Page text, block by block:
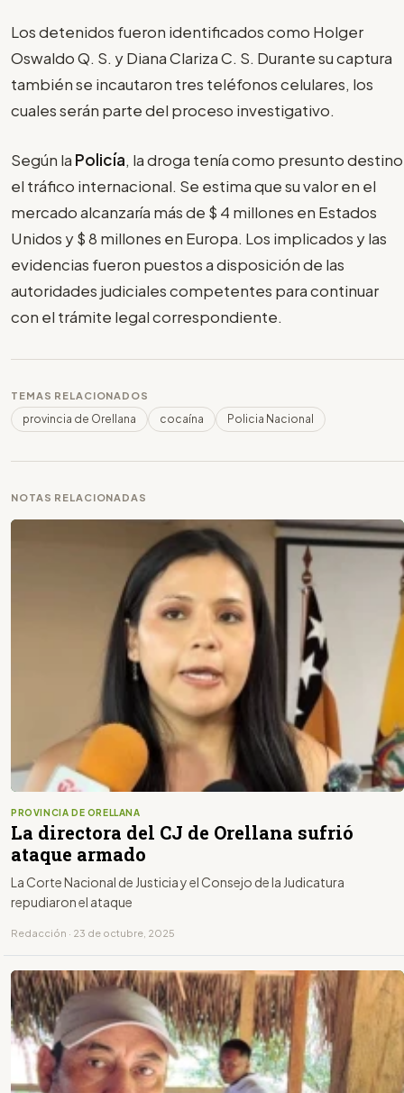
Los detenidos fueron identificados como Holger
Oswaldo Q. S. y Diana Clariza C. S. Durante su captura
también se incautaron tres teléfonos celulares, los
cuales serán parte del proceso investigativo.
Según la Policía, la droga tenía como presunto destino
el tráfico internacional. Se estima que su valor en el
mercado alcanzaría más de $ 4 millones en Estados
Unidos y $ 8 millones en Europa. Los implicados y las
evidencias fueron puestos a disposición de las
autoridades judiciales competentes para continuar
con el trámite legal correspondiente.
TEMAS RELACIONADOS
provincia de Orellana cocaína Policia Nacional
NOTAS RELACIONADAS
PROVINCIA DE ORELLANA
La directora del CJ de Orellana sufrió
ataque armado
La Corte Nacional de Justicia y el Consejo de la Judicatura
repudiaron el ataque
Redacción · 23 de octubre, 2025